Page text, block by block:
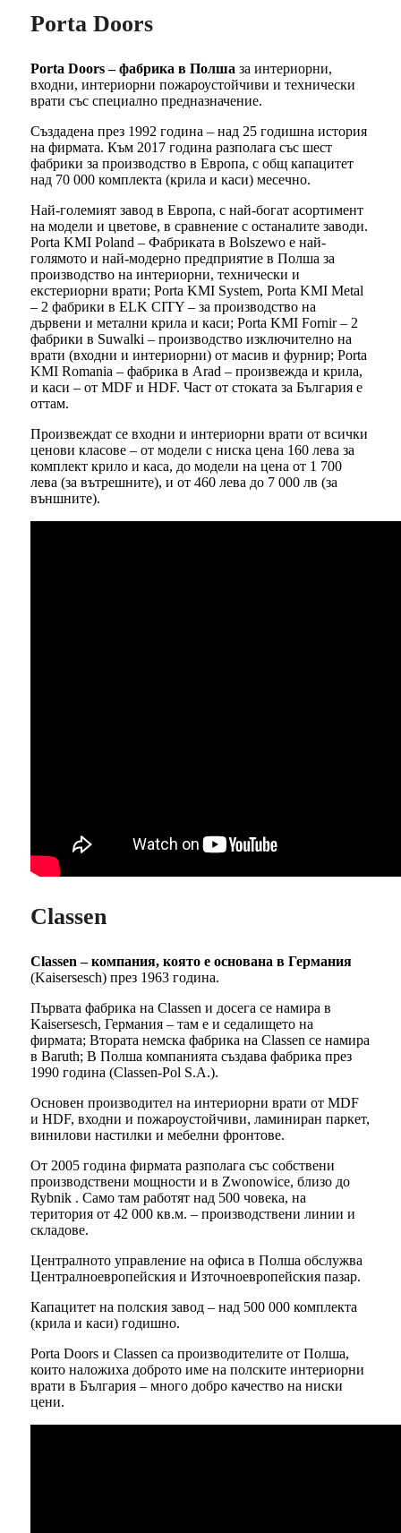
Porta Doors
Porta Doors – фабрика в Полша за интериорни,
входни, интериорни пожароустойчиви и технически
врати със специално предназначение.
Създадена през 1992 година – над 25 годишна история
на фирмата. Към 2017 година разполага със шест
фабрики за производство в Европа, с общ капацитет
над 70 000 комплекта (крила и каси) месечно.
Най-големият завод в Европа, с най-богат асортимент
на модели и цветове, в сравнение с останалите заводи.
Porta KMI Poland – Фабриката в Bolszewo е най-
голямото и най-модерно предприятие в Полша за
производство на интериорни, технически и
екстериорни врати; Porta KMI System, Porta KMI Metal
– 2 фабрики в ELK CITY – за производство на
дървени и метални крила и каси; Porta KMI Fornir – 2
фабрики в Suwalki – производство изключително на
врати (входни и интериорни) от масив и фурнир; Porta
KMI Romania – фабрика в Arad – произвежда и крила,
и каси – от MDF и HDF. Част от стоката за България е
оттам.
Произвеждат се входни и интериорни врати от всички
ценови класове – от модели с ниска цена 160 лева за
комплект крило и каса, до модели на цена от 1 700
лева (за вътрешните), и от 460 лева до 7 000 лв (за
външните).
Classen
Classen – компания, която е основана в Германия
(Kaisersesch) през 1963 година.
Първата фабрика на Classen и досега се намира в
Kaisersesch, Германия – там е и седалището на
фирмата; Втората немска фабрика на Classen се намира
в Baruth; В Полша компанията създава фабрика през
1990 година (Classen-Pol S.A.).
Основен производител на интериорни врати от MDF
и HDF, входни и пожароустойчиви, ламиниран паркет,
винилови настилки и мебелни фронтове.
От 2005 година фирмата разполага със собствени
производствени мощности и в Zwonowice, близо до
Rybnik . Само там работят над 500 човека, на
територия от 42 000 кв.м. – производствени линии и
складове.
Централното управление на офиса в Полша обслужва
Централноевропейския и Източноевропейския пазар.
Капацитет на полския завод – над 500 000 комплекта
(крила и каси) годишно.
Porta Doors и Classen са производителите от Полша,
които наложиха доброто име на полските интериорни
врати в България – много добро качество на ниски
цени.